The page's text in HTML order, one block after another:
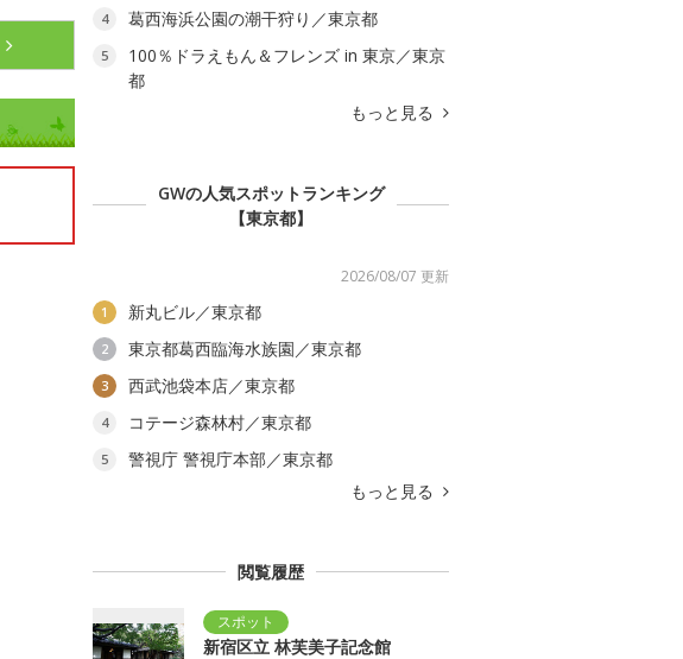
4 葛西海浜公園の潮干狩り／東京都
5
100％ドラえもん＆フレンズ in 東京／東京
都
もっと見る
GWの人気スポットランキング
【東京都】
2026/08/07 更新
1 新丸ビル／東京都
2 東京都葛西臨海水族園／東京都
3 西武池袋本店／東京都
4 コテージ森林村／東京都
5
警視庁 警視庁本部／東京都
もっと見る
閲覧履歴
新宿区立 林芙美子記念館